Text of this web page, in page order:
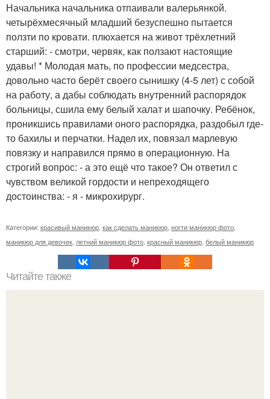
Начальника начальника отпаивали валерьянкой.
четырёхмесячный младший безуспешно пытается
ползти по кровати. плюхается на живот трёхлетний
старший: - смотри, червяк, как ползают настоящие
удавы! * Молодая мать, по профессии медсестра,
довольно часто берёт своего сынишку (4-5 лет) с собой
на работу, а дабы соблюдать внутренний распорядок
больницы, сшила ему белый халат и шапочку. Ребёнок,
проникшись правилами оного распорядка, раздобыл где-
то бахилы и перчатки. Надел их, повязал марлевую
повязку и направился прямо в операционную. На
строгий вопрос: - а это ещё что такое? Он ответил с
чувством великой гордости и непреходящего
достоинства: - я - микрохирург.
Категории: красивый маникюр как сделать маникюр ногти маникюр фото
маникюр для девочек летний маникюр фото красный маникюр белый маникюр
Читайте также